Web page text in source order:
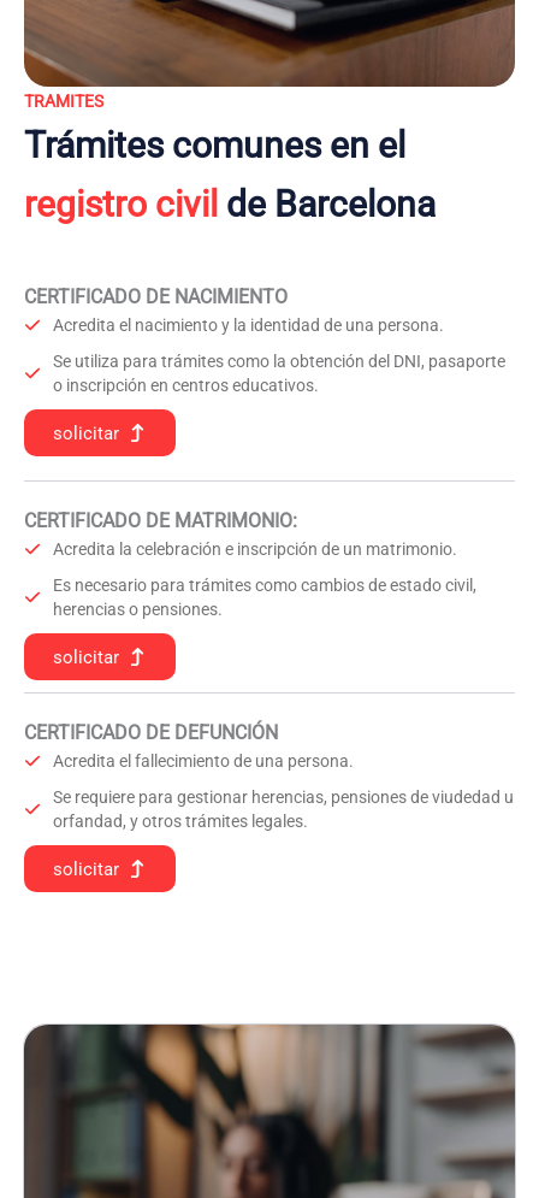
TRAMITES
Trámites comunes en el
registro civil de Barcelona
CERTIFICADO DE NACIMIENTO
Acredita el nacimiento y la identidad de una persona.
Se utiliza para trámites como la obtención del DNI, pasaporte
o inscripción en centros educativos.
solicitar
CERTIFICADO DE MATRIMONIO:
Acredita la celebración e inscripción de un matrimonio.
Es necesario para trámites como cambios de estado civil,
herencias o pensiones.
solicitar
CERTIFICADO DE DEFUNCIÓN
Acredita el fallecimiento de una persona.
Se requiere para gestionar herencias, pensiones de viudedad u
orfandad, y otros trámites legales.
solicitar